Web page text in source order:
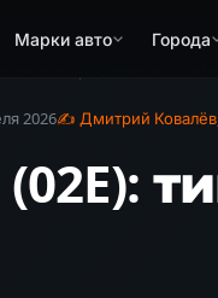
Марки авто Города
2026✍ Дмитрий Ковалёв,